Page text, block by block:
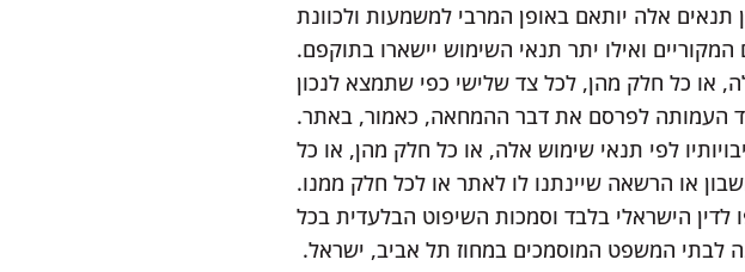
תנאים אלה יותאם באופן המרבי למשמעות ולכוונת
ואילו יתר תנאי השימוש יישארו בתוקפם.
או כל חלק מהן, לכל צד שלישי כפי שתמצא לנכון
העמותה לפרסם את דבר ההמחאה, כאמור, באתר.
לפי תנאי שימוש אלה, או כל חלק מהן, או כל
או הרשאה שיינתנו לו לאתר או לכל חלק ממנו.
הישראלי בלבד וסמכות השיפוט הבלעדית בכל
לבתי המשפט המוסמכים במחוז תל אביב, ישראל.